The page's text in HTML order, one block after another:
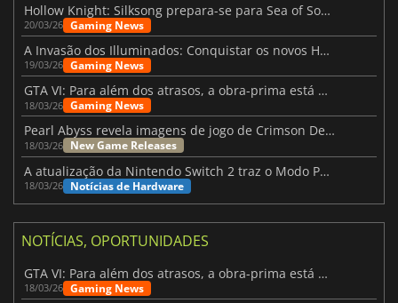
Hollow Knight: Silksong prepara-se para Sea of Sorrow com um patch
20/03/26 Gaming News
A Invasão dos Illuminados: Conquistar os novos Helldivers 2 Atualização!
19/03/26 Gaming News
GTA VI: Para além dos atrasos, a obra-prima está quase a chegar
18/03/26 Gaming News
Pearl Abyss revela imagens de jogo de Crimson Desert para a PS5
18/03/26 New Game Releases
A atualização da Nintendo Switch 2 traz o Modo Portátil aos jogos mais antigos da Switch
18/03/26 Notícias de Hardware
NOTÍCIAS, OPORTUNIDADES
GTA VI: Para além dos atrasos, a obra-prima está quase a chegar
18/03/26 Gaming News